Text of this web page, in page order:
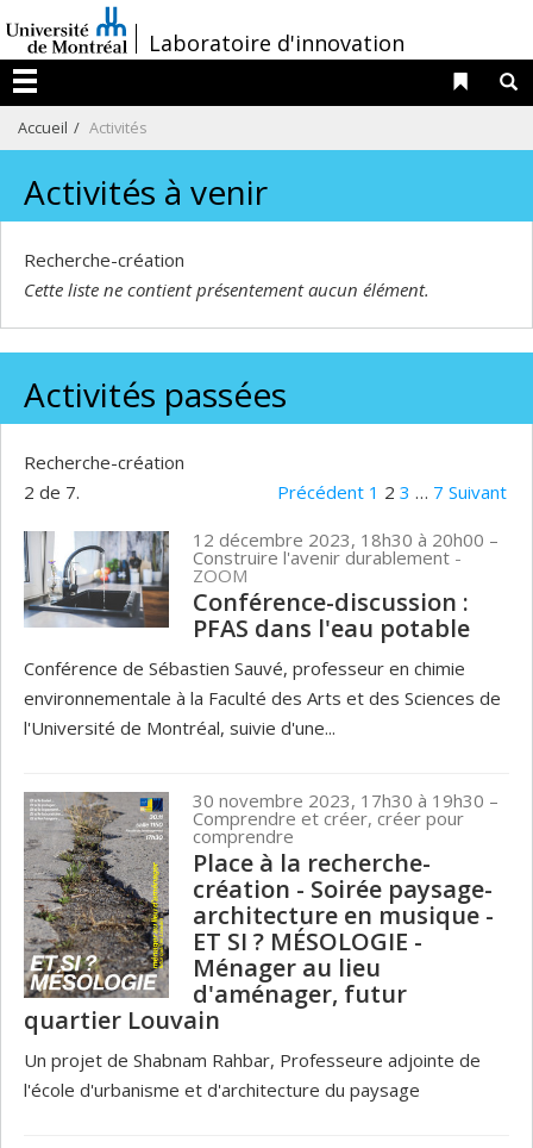
au
contenu
/Laboratoire d'innovation
Menu
Liens
Accueil Activités
Activités à venir
Recherche-création
Cette liste ne contient présentement aucun élément.
Activités passées
Recherche-création
2 de 7.
Précédent 1 2 3 … 7 Suivant
12 décembre 2023, 18h30 à 20h00 –
Construire l'avenir durablement -
ZOOM
Conférence-discussion :
PFAS dans l'eau potable
Conférence de Sébastien Sauvé, professeur en chimie
environnementale à la Faculté des Arts et des Sciences de
l'Université de Montréal, suivie d'une...
30 novembre 2023, 17h30 à 19h30 –
Comprendre et créer, créer pour
comprendre
Place à la recherche-
création - Soirée paysage-
architecture en musique -
ET SI ? MÉSOLOGIE -
Ménager au lieu
d'aménager, futur
quartier Louvain
Un projet de Shabnam Rahbar, Professeure adjointe de
l'école d'urbanisme et d'architecture du paysage